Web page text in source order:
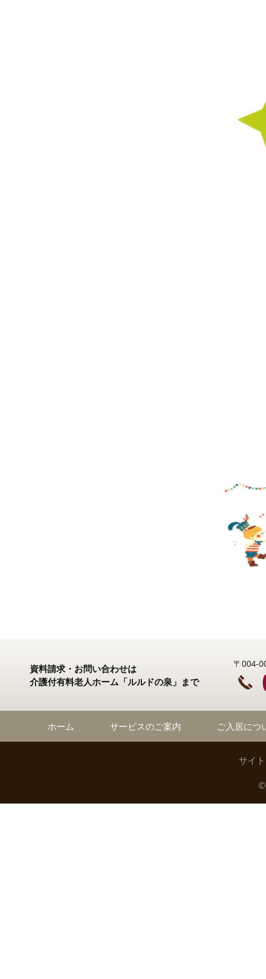
資料請求・お問い合わせは
介護付有料老人ホーム「ルルドの泉」まで
〒004-
ホーム サービスのご案内 ご入居につ
サイ
©